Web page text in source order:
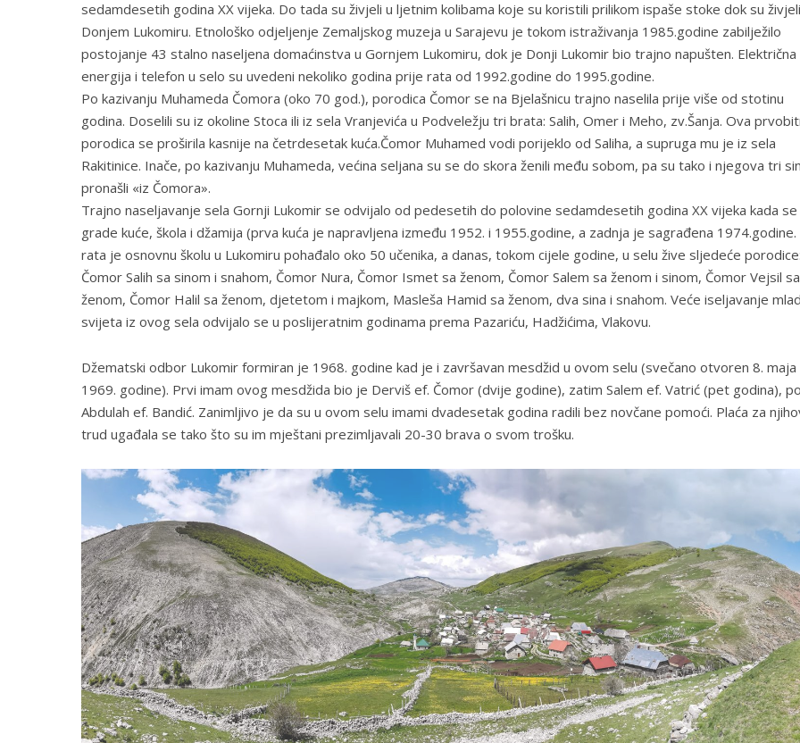
sedamdesetih godina XX vijeka. Do tada su živjeli u ljetnim kolibama koje su koristili prilikom ispaše stoke dok su
Donjem Lukomiru. Etnološko odjeljenje Zemaljskog muzeja u Sarajevu je tokom istraživanja 1985.godine zabilježilo
postojanje 43 stalno naseljena domaćinstva u Gornjem Lukomiru, dok je Donji Lukomir bio trajno napušten. Električna
energija i telefon u selo su uvedeni nekoliko godina prije rata od 1992.godine do 1995.godine.
Po kazivanju Muhameda Čomora (oko 70 god.), porodica Čomor se na Bjelašnicu trajno naselila prije više od stotinu
godina. Doselili su iz okoline Stoca ili iz sela Vranjevića u Podveležju tri brata: Salih, Omer i Meho, zv.Šanja. Ova
porodica se proširila kasnije na četrdesetak kuća.Čomor Muhamed vodi porijeklo od Saliha, a supruga mu je iz sela
Rakitinice. Inače, po kazivanju Muhameda, većina seljana su se do skora ženili među sobom, pa su tako i njegova tri
pronašli «iz Čomora».
Trajno naseljavanje sela Gornji Lukomir se odvijalo od pedesetih do polovine sedamdesetih godina XX vijeka kada se
grade kuće, škola i džamija (prva kuća je napravljena između 1952. i 1955.godine, a zadnja je sagrađena 1974.godine.
rata je osnovnu školu u Lukomiru pohađalo oko 50 učenika, a danas, tokom cijele godine, u selu žive sljedeće
Čomor Salih sa sinom i snahom, Čomor Nura, Čomor Ismet sa ženom, Čomor Salem sa ženom i sinom, Čomor Vejsil sa
ženom, Čomor Halil sa ženom, djetetom i majkom, Masleša Hamid sa ženom, dva sina i snahom. Veće iseljavanje
svijeta iz ovog sela odvijalo se u poslijeratnim godinama prema Pazariću, Hadžićima, Vlakovu.
Džematski odbor Lukomir formiran je 1968. godine kad je i završavan mesdžid u ovom selu (svečano otvoren 8. maja
1969. godine). Prvi imam ovog mesdžida bio je Derviš ef. Čomor (dvije godine), zatim Salem ef. Vatrić (pet godina),
Abdulah ef. Bandić. Zanimljivo je da su u ovom selu imami dvadesetak godina radili bez novčane pomoći. Plaća za
trud ugađala se tako što su im mještani prezimljavali 20-30 brava o svom trošku.